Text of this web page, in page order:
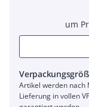
um
Artikel werden nach
Lieferung in vollen